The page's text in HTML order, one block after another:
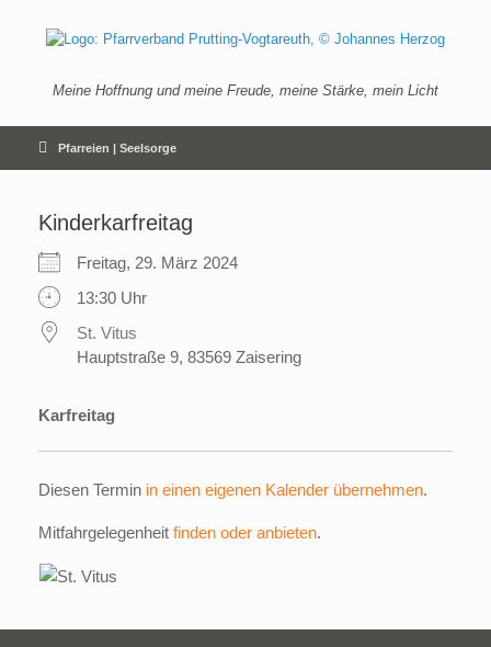
springen
Meine Hoffnung und meine Freude, meine Stärke, mein Licht
Pfarreien | Seelsorge
Kinderkarfreitag
Freitag, 29. März 2024
13:30 Uhr
St. Vitus
Hauptstraße 9, 83569 Zaisering
Karfreitag
Diesen Termin in einen eigenen Kalender übernehmen.
Mitfahrgelegenheit finden oder anbieten.